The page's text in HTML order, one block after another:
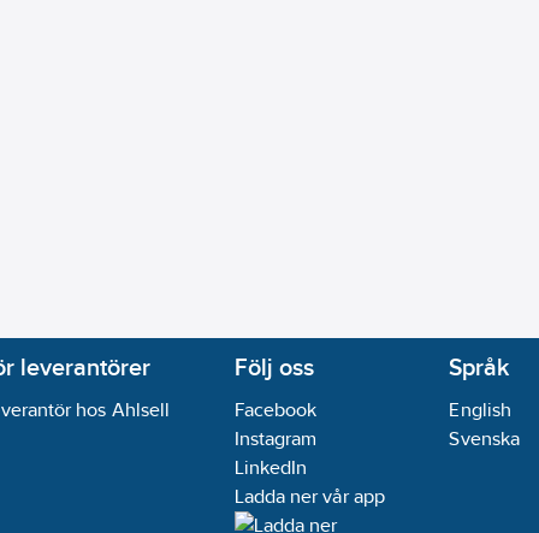
leverantörer
hos Ahlsell
Följ oss
Facebook
Instagram
LinkedIn
Ladda ner vår app
Språk
English
Svenska